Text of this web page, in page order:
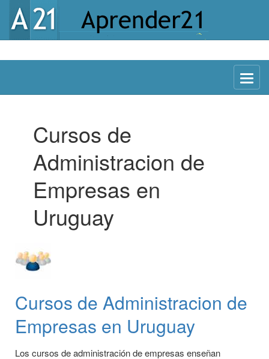
Menu
Cursos de
Administracion de
Empresas en
Uruguay
Cursos de Administracion de
Empresas en Uruguay
Los cursos de administración de empresas enseñan